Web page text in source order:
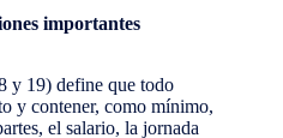
importantes
y 19) define que todo
y contener, como mínimo,
el salario, la jornada